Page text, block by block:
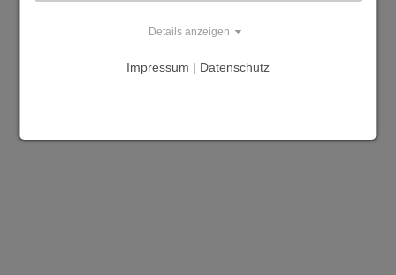
Details anzeigen
Impressum | Datenschutz